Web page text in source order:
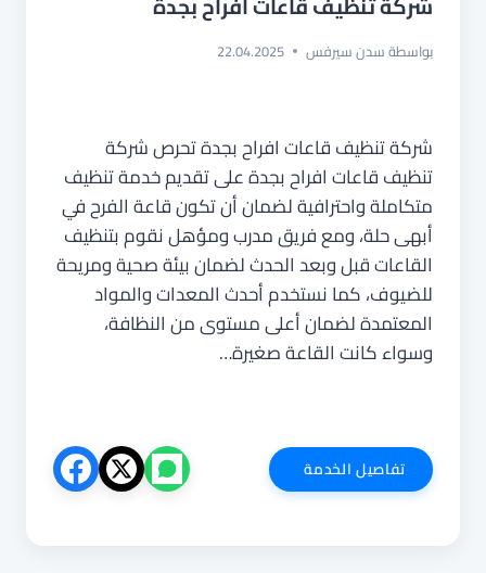
بواسطةسدن سيرفس 22.04.2025
شركة تنظيف قاعات افراح بجدة تحرص شركة
تنظيف قاعات افراح بجدة على تقديم خدمة تنظيف
متكاملة واحترافية لضمان أن تكون قاعة الفرح في
أبهى حلة، ومع فريق مدرب ومؤهل نقوم بتنظيف
القاعات قبل وبعد الحدث لضمان بيئة صحية ومريحة
للضيوف، كما نستخدم أحدث المعدات والمواد
المعتمدة لضمان أعلى مستوى من النظافة،
وسواء كانت القاعة صغيرة…
تفاصيل الخدمةشركة
تنظيف